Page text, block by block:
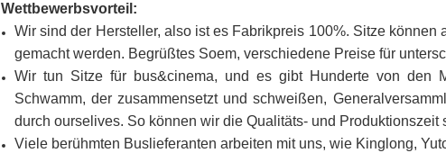
Wettbewerbsvorteil:
Wir sind der Hersteller, also ist es Fabrikpreis 100%. Sitze können
gemacht werden. Begrüßtes Soem, verschiedene Preise für
Wir tun Sitze für bus&cinema, und es gibt Hunderte von den
Schwamm, der zusammensetzt und schweißen,
durch ourselives. So können wir die Qualitäts- und Produktionszeit
Viele berühmten Buslieferanten arbeiten mit uns, wie Kinglong,